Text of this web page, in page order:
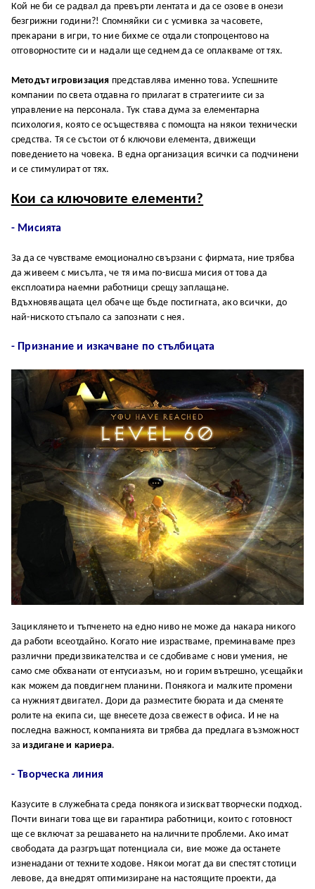
Кой не би се радвал да превърти лентата и да се озове в онези
безгрижни години?! Спомняйки си с усмивка за часовете,
прекарани в игри, то ние бихме се отдали стопроцентово на
отговорностите си и надали ще седнем да се оплакваме от тях.
Методът игровизация представлява именно това. Успешните
компании по света отдавна го прилагат в стратегиите си за
управление на персонала. Тук става дума за елементарна
психология, която се осъществява с помощта на някои технически
средства. Тя се състои от 6 ключови елемента, движещи
поведението на човека. В една организация всички са подчинени
и се стимулират от тях.
Кои са ключовите елементи?
- Мисията
За да се чувстваме емоционално свързани с фирмата, ние трябва
да живеем с мисълта, че тя има по-висша мисия от това да
експлоатира наемни работници срещу заплащане.
Вдъхновяващата цел обаче ще бъде постигната, ако всички, до
най-ниското стъпало са запознати с нея.
- Признание и изкачване по стълбицата
Зациклянето и тъпченето на едно ниво не може да накара никого
да работи всеотдайно. Когато ние израстваме, преминаваме през
различни предизвикателства и се сдобиваме с нови умения, не
само сме обхванати от ентусиазъм, но и горим вътрешно, усещайки
как можем да повдигнем планини. Понякога и малките промени
са нужният двигател. Дори да разместите бюрата и да сменяте
ролите на екипа си, ще внесете доза свежест в офиса. И не на
последна важност, компанията ви трябва да предлага възможност
заиздигане и кариера.
- Творческа линия
Казусите в служебната среда понякога изискват творчески подход.
Почти винаги това ще ви гарантира работници, които с готовност
ще се включат за решаването на наличните проблеми. Ако имат
свободата да разгръщат потенциала си, вие може да останете
изненадани от техните ходове. Някои могат да ви спестят стотици
левове, да внедрят оптимизиране на настоящите проекти, да